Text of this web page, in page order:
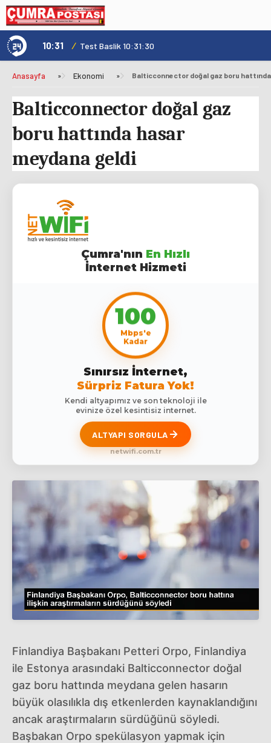
10:31 / Test Baslik 10:31:30
Anasayfa » Ekonomi » Balticconnector doğal gaz boru
Balticconnector doğal gaz
boru hattında hasar
meydana geldi
Çumra'nın En Hızlı
İnternet Hizmeti
100
Mbps'e
Kadar
Sınırsız İnternet,
Sürpriz Fatura Yok!
Kendi altyapımız ve son teknoloji ile
evinize özel kesintisiz internet.
ALTYAPI SORGULA
netwifi.com.tr
Finlandiya Başbakanı Petteri Orpo, Finlandiya
ile Estonya arasındaki Balticconnector doğal
gaz boru hattında meydana gelen hasarın
büyük olasılıkla dış etkenlerden kaynaklandığını
ancak araştırmaların sürdüğünü söyledi.
Başbakan Orpo spekülasyon yapmak için